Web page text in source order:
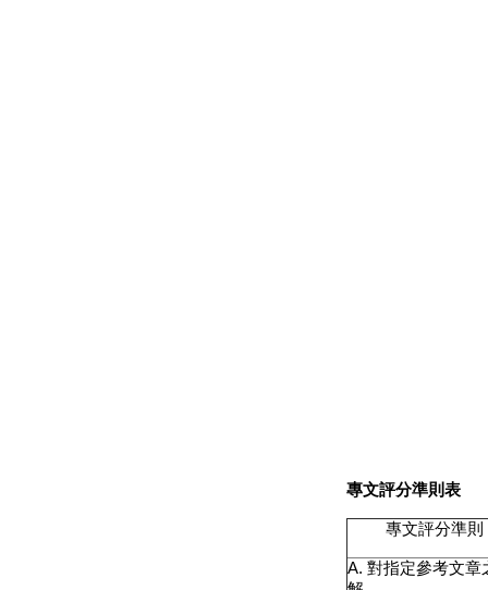
專文評分準則表
專文評分準則
A.對指定參考文章